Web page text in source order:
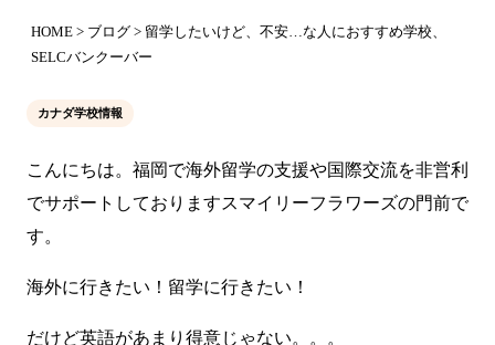
HOME > ブログ > 留学したいけど、不安…な人におすすめ学校、
SELCバンクーバー
カナダ学校情報
こんにちは。福岡で海外留学の支援や国際交流を非営利
でサポートしておりますスマイリーフラワーズの門前で
す。
海外に行きたい！留学に行きたい！
だけど英語があまり得意じゃない。。。